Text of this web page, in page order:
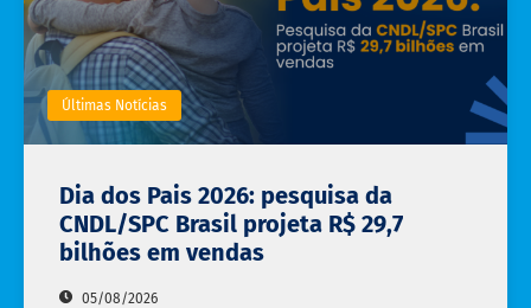
Últimas Notícias
Dia dos Pais 2026: pesquisa da
CNDL/SPC Brasil projeta R$ 29,7
bilhões em vendas
05/08/2026